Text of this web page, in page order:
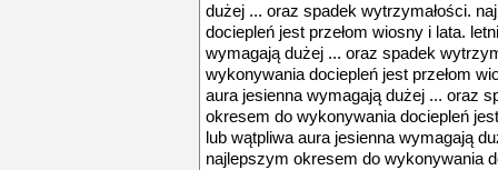
dużej ... oraz spadek wytrzymałości.
dociepleń jest przełom wiosny i lata.
wymagają dużej ... oraz spadek
wykonywania dociepleń jest przełom
aura jesienna wymagają dużej ... oraz
okresem do wykonywania dociepleń
lub wątpliwa aura jesienna wymagają
najlepszym okresem do wykonywania